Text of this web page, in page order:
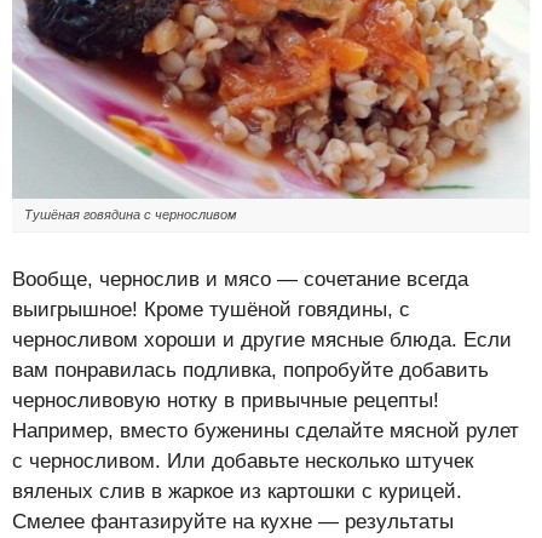
Тушёная говядина с черносливом
Вообще, чернослив и мясо — сочетание всегда
выигрышное! Кроме тушёной говядины, с
черносливом хороши и другие мясные блюда. Если
вам понравилась подливка, попробуйте добавить
черносливовую нотку в привычные рецепты!
Например, вместо буженины сделайте мясной рулет
с черносливом. Или добавьте несколько штучек
вяленых слив в жаркое из картошки с курицей.
Смелее фантазируйте на кухне — результаты